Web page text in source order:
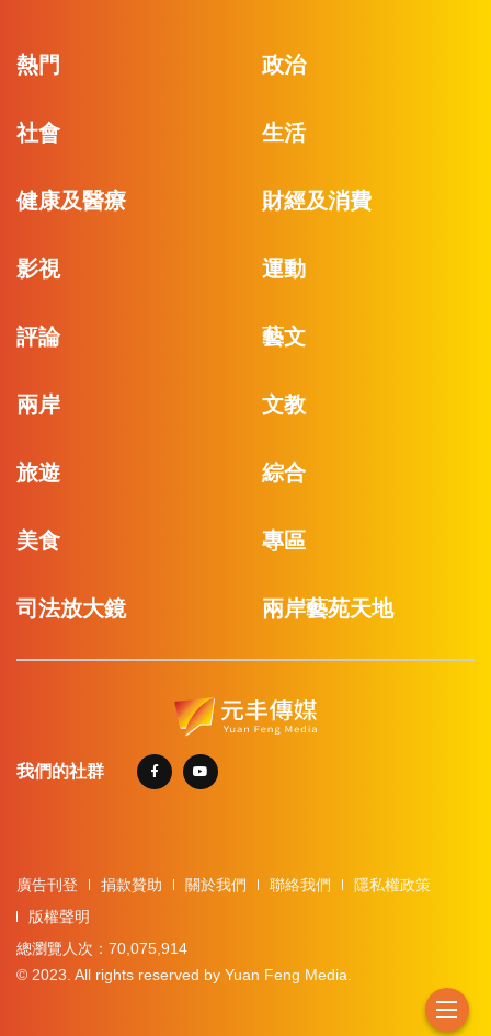
熱門 政治
社會 生活
健康及醫療 財經及消費
影視 運動
評論 藝文
兩岸 文教
旅遊 綜合
美食 專區
司法放大鏡 兩岸藝苑天地
我們的社群
廣告刊登 捐款贊助 關於我們 聯絡我們
隱私權政策
版權聲明
總瀏覽人次：70,075,914
© 2023. All rights reserved by Yuan Feng Media.